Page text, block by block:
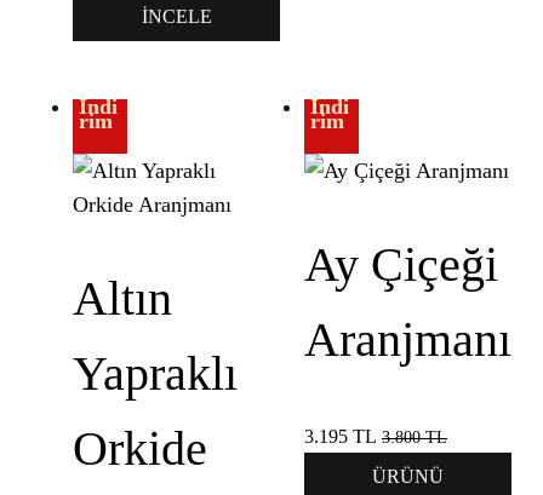
İNCELE
İndi
rim
Altın
Yapraklı
Orkide
İndi
rim
Ay Çiçeği
Aranjmanı
3.195 TL 3.800TL
ÜRÜNÜ